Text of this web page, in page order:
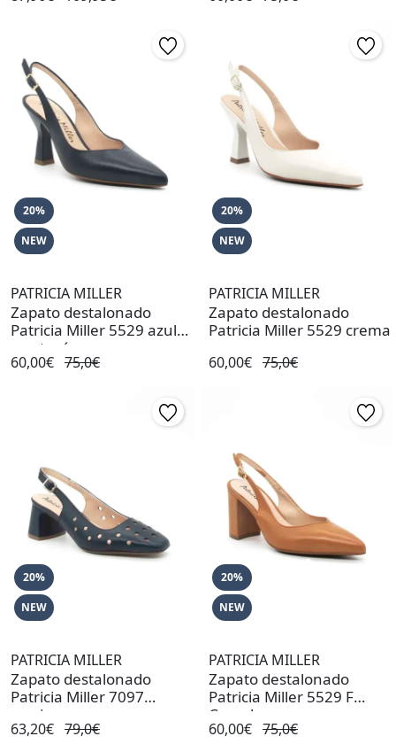
20%
NEW
PATRICIA MILLER
Zapato destalonado
Patricia Miller 5529 azul
con tacón
60,00€ 75,0€
20%
NEW
PATRICIA MILLER
Zapato destalonado
Patricia Miller 5529 crema
60,00€ 75,0€
20%
NEW
PATRICIA MILLER
Zapato destalonado
Patricia Miller 7097
marino
63,20€ 79,0€
20%
NEW
PATRICIA MILLER
Zapato destalonado
Patricia Miller 5529 F
Camel
60,00€ 75,0€